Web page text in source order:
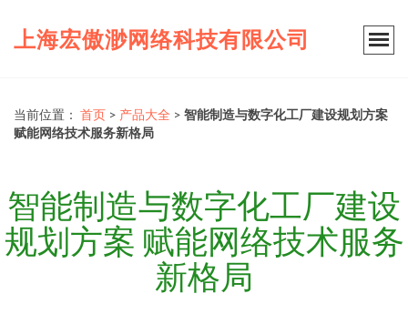
上海宏傲渺网络科技有限公司
当前位置： 首页 > 产品大全 > 智能制造与数字化工厂建设规划方案
赋能网络技术服务新格局
智能制造与数字化工厂建设
规划方案 赋能网络技术服务
新格局